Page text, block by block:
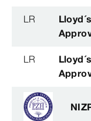
LR
LR